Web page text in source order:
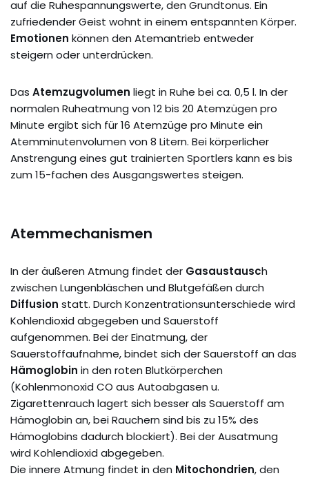
auf die Ruhespannungswerte, den Grundtonus. Ein
zufriedender Geist wohnt in einem entspannten Körper.
Emotionen können den Atemantrieb entweder
steigern oder unterdrücken.
Das Atemzugvolumen liegt in Ruhe bei ca. 0,5 l. In der
normalen Ruheatmung von 12 bis 20 Atemzügen pro
Minute ergibt sich für 16 Atemzüge pro Minute ein
Atemminutenvolumen von 8 Litern. Bei körperlicher
Anstrengung eines gut trainierten Sportlers kann es bis
zum 15-fachen des Ausgangswertes steigen.
Atemmechanismen
In der äußeren Atmung findet der Gasaustausch
zwischen Lungenbläschen und Blutgefäßen durch
Diffusion statt. Durch Konzentrationsunterschiede wird
Kohlendioxid abgegeben und Sauerstoff
aufgenommen. Bei der Einatmung, der
Sauerstoffaufnahme, bindet sich der Sauerstoff an das
Hämoglobin in den roten Blutkörperchen
(Kohlenmonoxid CO aus Autoabgasen u.
Zigarettenrauch lagert sich besser als Sauerstoff am
Hämoglobin an, bei Rauchern sind bis zu 15% des
Hämoglobins dadurch blockiert). Bei der Ausatmung
wird Kohlendioxid abgegeben.
Die innere Atmung findet in den Mitochondrien, den